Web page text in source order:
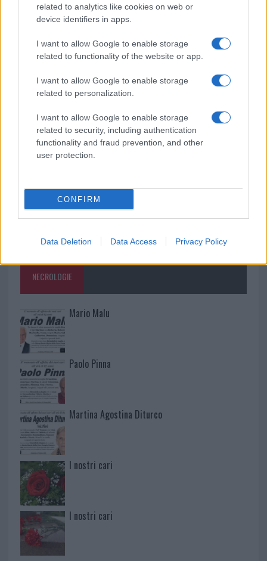
related to analytics like cookies on web or
device identifiers in apps.
I want to allow Google to enable storage
related to functionality of the website or app.
I want to allow Google to enable storage
related to personalization.
I want to allow Google to enable storage
related to security, including authentication
functionality and fraud prevention, and other
user protection.
CONFIRM
Data Deletion Data Access Privacy Policy
Cannigione celebra la cultura gallurese con il
“Poker letterario”
È scontro tra Misericordia e Comune di Santa
Teresa Gallura
Controlli rafforzati in Costa Smeralda, 20
arresti e 135 denunce
NECROLOGIE
Mario Malu
Paolo Pinna
Martina Agostina Diturco
I nostri cari
I nostri cari